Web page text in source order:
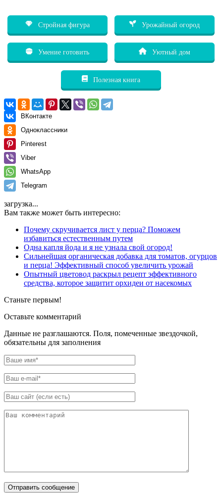
Стройная фигура Урожайный огород
Умение готовить Уютный дом
Полезная книга
ВКонтакте
Одноклассники
Pinterest
Viber
WhatsApp
Telegram
загрузка...
Вам также может быть интересно:
Почему скручивается лист у перца? Поможем
избавиться естественным путем
Одна капля йода и я не узнала свой огород!
Сильнейшая органическая добавка для томатов, огурцов
и перца! Эффективный способ увеличить урожай
Опытный цветовод раскрыл рецепт эффективного
средства, которое защитит орхидеи от насекомых
Станьте первым!
Оставьте комментарий
Данные не разглашаются. Поля, помеченные звездочкой,
обязательны для заполнения